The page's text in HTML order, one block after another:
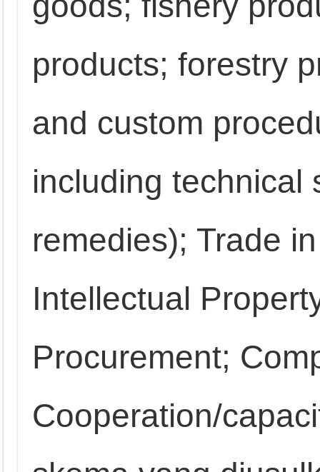
products; forestry
and custom
including technical
remedies); Trade
Intellectual
Procurement;
Cooperation/